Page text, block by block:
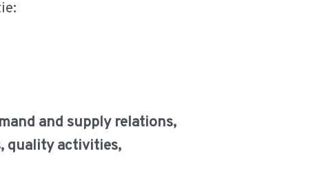
and supply relations,
quality activities,